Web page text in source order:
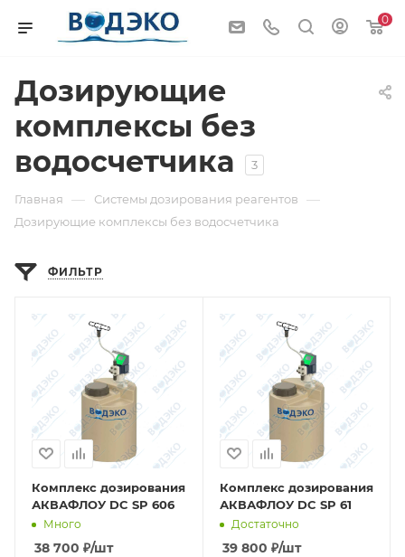
0
Дозирующие
комплексы без
водосчетчика
3
Главная — Системы дозирования реагентов —
Дозирующие комплексы без водосчетчика
ФИЛЬТР
Комплекс дозирования
АКВАФЛОУ DC SP 606
Много
38 700 ₽/шт
Комплекс дозирования
АКВАФЛОУ DC SP 61
Достаточно
39 800 ₽/шт